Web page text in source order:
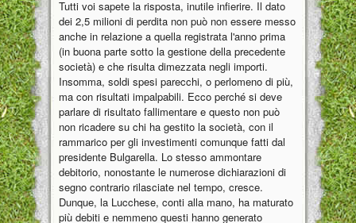
Tutti voi sapete la risposta, inutile infierire. Il dato
dei 2,5 milioni di perdita non può non essere messo
anche in relazione a quella registrata l'anno prima
(in buona parte sotto la gestione della precedente
società) e che risulta dimezzata negli importi.
Insomma, soldi spesi parecchi, o perlomeno di più,
ma con risultati impalpabili. Ecco perché si deve
parlare di risultato fallimentare e questo non può
non ricadere su chi ha gestito la società, con il
rammarico per gli investimenti comunque fatti dal
presidente Bulgarella. Lo stesso ammontare
debitorio, nonostante le numerose dichiarazioni di
segno contrario rilasciate nel tempo, cresce.
Dunque, la Lucchese, conti alla mano, ha maturato
più debiti e nemmeno questi hanno generato